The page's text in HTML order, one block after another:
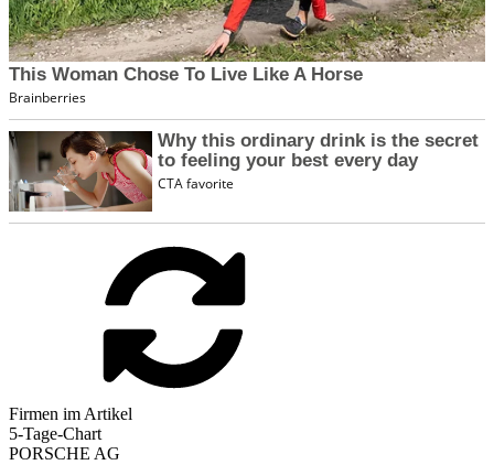
Firmen im Artikel
5-Tage-Chart
PORSCHE AG